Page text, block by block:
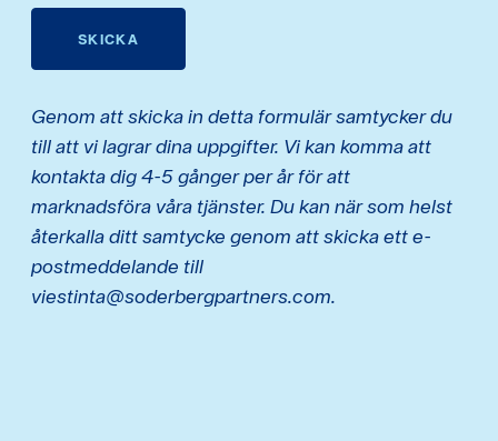
SKICKA
Genom att skicka in detta formulär samtycker du
till att vi lagrar dina uppgifter. Vi kan komma att
kontakta dig 4-5 gånger per år för att
marknadsföra våra tjänster. Du kan när som helst
återkalla ditt samtycke genom att skicka ett e-
postmeddelande till
viestinta@soderbergpartners.com.